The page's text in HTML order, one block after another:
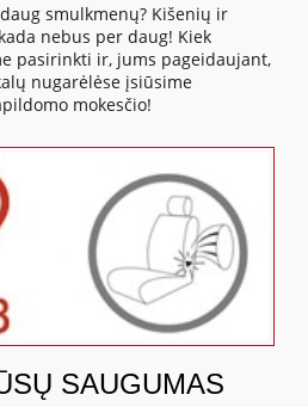
smulkmenų? Kišenių ir
nebus per daug! Kiek
pasirinkti ir, jums pageidaujant,
nugarėlėse įsiūsime
mokesčio!
SAUGUMAS